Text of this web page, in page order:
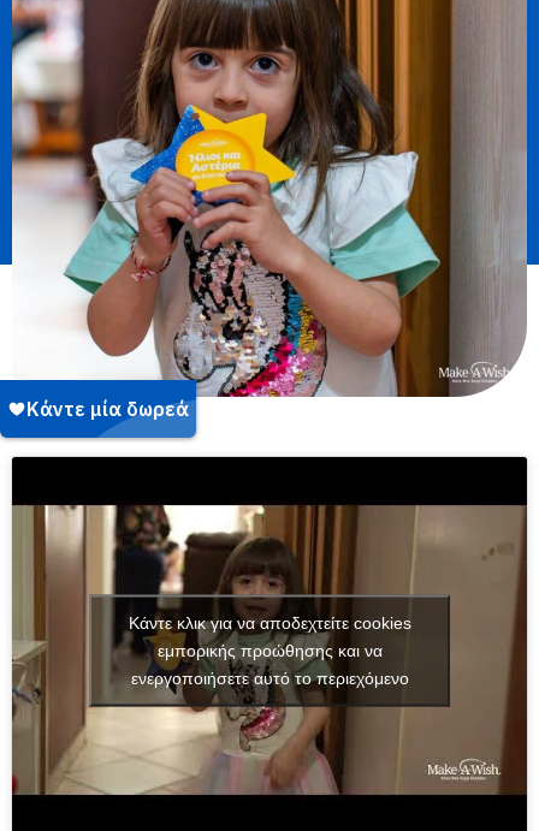
Κάντε κλικ για να αποδεχτείτε cookies
εμπορικής προώθησης και να
ενεργοποιήσετε αυτό το περιεχόμενο